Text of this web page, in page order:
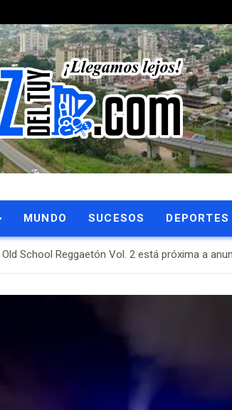
Tuy
MUNDO SUCESOS DEPORTES
Old School Reggaetón Vol. 2 está próxima a